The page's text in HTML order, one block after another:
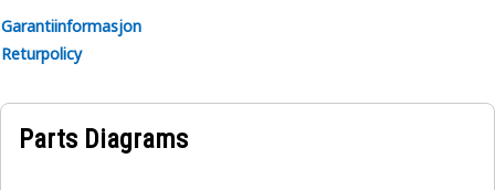
Garantiinformasjon
Returpolicy
Parts Diagrams